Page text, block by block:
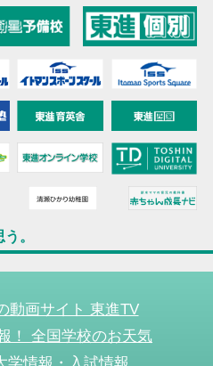
。
動画サイト 東進TV
！ 全国学校のお天気